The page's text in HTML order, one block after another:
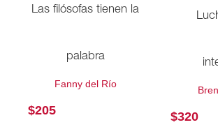
Las filósofas tienen la
palabra
Fanny del Río
$205 $320